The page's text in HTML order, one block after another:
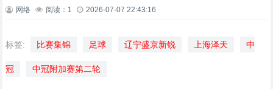
网络 阅读： 1 2026-07-07 22:43:16
标签: 比赛集锦 足球 辽宁盛京新锐 上海泽天 中
冠 中冠附加赛第二轮